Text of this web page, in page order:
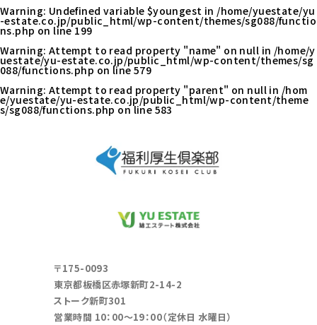
Warning: Undefined variable $youngest in /home/yuestate/yu
-estate.co.jp/public_html/wp-content/themes/sg088/functio
ns.php on line199
Warning: Attempt to read property "name" on null in /home/y
uestate/yu-estate.co.jp/public_html/wp-content/themes/sg
088/functions.php on line 579
Warning: Attempt to read property "parent" on null in /hom
e/yuestate/yu-estate.co.jp/public_html/wp-content/theme
s/sg088/functions.php on line 583
〒175-0093
東京都板橋区赤塚新町2-14-2
ストーク新町301
営業時間 10：00～19：00（定休日 水曜日）